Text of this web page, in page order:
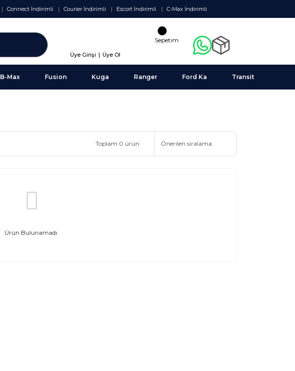
Connect İndirimli Courier İndirimli Escort İndirimli C-Max İndirimli
Üye Girişi | Üye Ol
Sepetim
B-Max Fusion Kuga Ranger Ford Ka Transit
Toplam 0 ürün
Ürün Bulunamadı.